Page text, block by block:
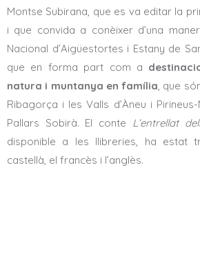
Montse Subirana, que es va editar la
i que convida a conèixer d’una
Nacional d’Aigüestortes i Estany de
que en forma part com a
natura i muntanya en família , que
Ribagorça i les Valls d’Àneu i
Pallars Sobirà. El conte L’entrellat
disponible a les llibreries, ha estat
castellà, el francès i l’anglès.